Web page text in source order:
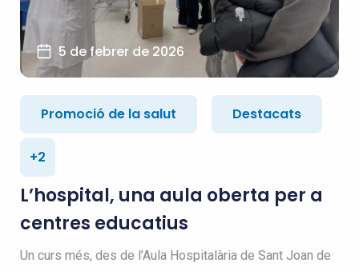
5 de febrer de 2026
Promoció de la salut Destacats
+2
L’hospital, una aula oberta per a
centres educatius
Un curs més, des de l’Aula Hospitalària de Sant Joan de